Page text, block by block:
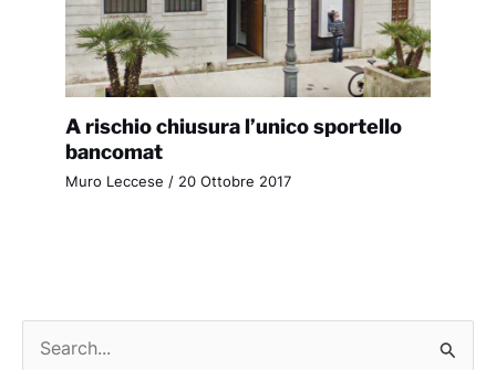
A rischio chiusura l’unico sportello
bancomat
Muro Leccese / 20 Ottobre 2017